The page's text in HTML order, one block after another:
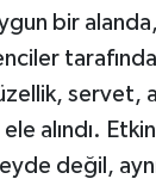
bir
servet,
alındı.
değil,